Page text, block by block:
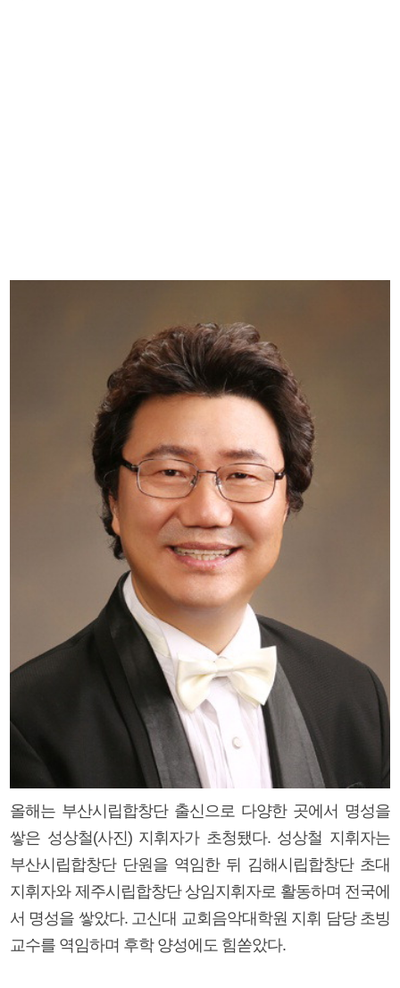
올해는 부산시립합창단 출신으로 다양한 곳에서 명성을
쌓은 성상철(사진) 지휘자가 초청됐다. 성상철 지휘자는
부산시립합창단 단원을 역임한 뒤 김해시립합창단 초대
지휘자와 제주시립합창단 상임지휘자로 활동하며 전국에
서 명성을 쌓았다. 고신대 교회음악대학원 지휘 담당 초빙
교수를 역임하며 후학 양성에도 힘쏟았다.